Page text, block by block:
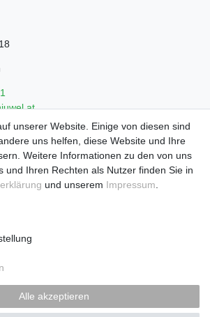
08:30 - 18:00
17 Uhr
Zahlung und Versand
unserer Website. Einige von diesen sind
uns helfen, diese Website und Ihre
Weitere Informationen zu den von uns
und Ihren Rechten als Nutzer finden Sie in
und unserem Impressum
Alle akzeptieren